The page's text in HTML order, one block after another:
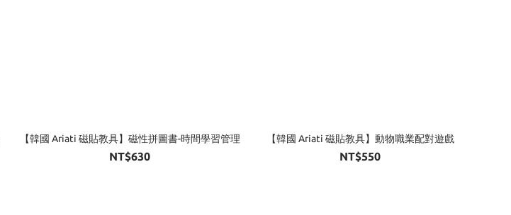
【韓國 Ariati 磁貼教具】磁性拼圖書-時間學習管理
NT$630
【韓國 Ariati 磁貼教具】動物職業配對遊戲
NT$550